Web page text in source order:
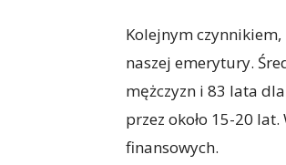
Kolejnym
naszej emerytury.
mężczyzn i 83 lata
przez około 15-20
finansowych.